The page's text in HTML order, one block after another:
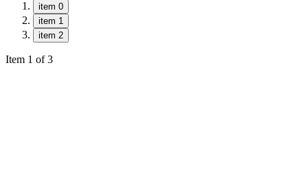
item 0
item 1
item 2
Item 1 of 3